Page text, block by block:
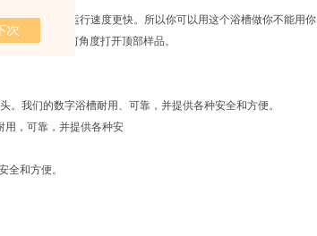
性，启动和运行速度更快。所以你可以用这个浴槽做你不能用你
皿，并在任何角度打开顶部样品。
我们的数字浴槽耐用、可靠，并提供各种安全和方便。
用，可靠，并提供各种安
全和方便。